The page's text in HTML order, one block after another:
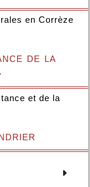
en Corrèze
de la
et de la